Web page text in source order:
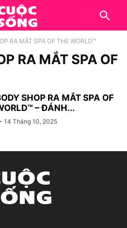
RA MẮT SPA OF THE WORLD™
RA MẮT SPA OF
SHOP RA MẮT SPA OF
– ĐÁNH...
- 14 Tháng 10, 2025